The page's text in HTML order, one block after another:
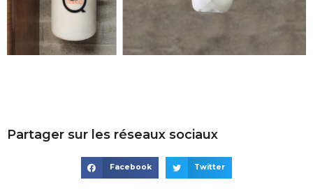
Partager sur les réseaux sociaux
Facebook Twitter